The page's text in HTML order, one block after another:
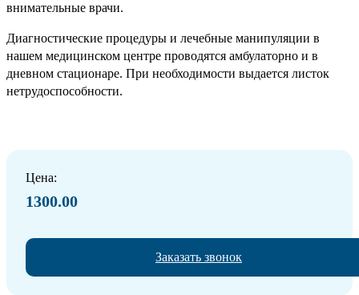
внимательные врачи.
Диагностические процедуры и лечебные манипуляции в
нашем медицинском центре проводятся амбулаторно и в
дневном стационаре. При необходимости выдается листок
нетрудоспособности.
Цена:
1300.00
Заказать звонок